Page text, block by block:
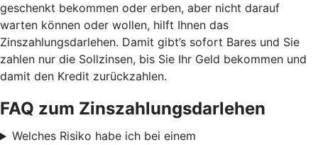
geschenkt bekommen oder erben, aber nicht darauf
warten können oder wollen, hilft Ihnen das
Zinszahlungsdarlehen. Damit gibt’s sofort Bares und Sie
zahlen nur die Sollzinsen, bis Sie Ihr Geld bekommen und
damit den Kredit zurückzahlen.
FAQ zum Zinszahlungsdarlehen
Welches Risiko habe ich bei einem